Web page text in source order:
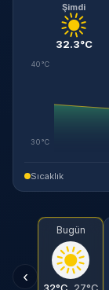
Şimdi
32.3°C
40°C
30°C
Sıcaklık
‹
Bugün